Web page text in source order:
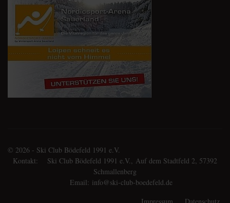
© 2026 - Ski Club Bödefeld 1991 e.V.
Kontakt: Ski Club Bödefeld 1991 e.V., Auf dem Stadtfeld 2, 57392
Schmallenberg
Email: info@ski-club-boedefeld.de